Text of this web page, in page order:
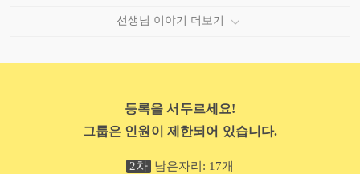
선생님 이야기 더보기
등록을 서두르세요!
그룹은 인원이 제한되어 있습니다.
2차 남은자리: 17개